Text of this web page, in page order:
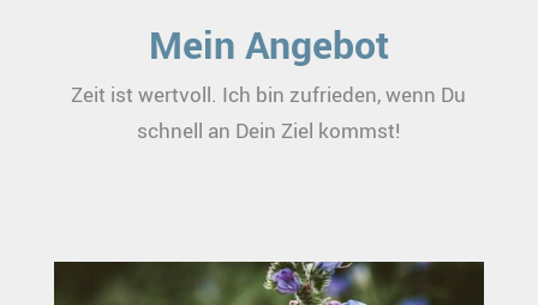
Mein Angebot
Zeit ist wertvoll. Ich bin zufrieden, wenn Du
schnell an Dein Ziel kommst!